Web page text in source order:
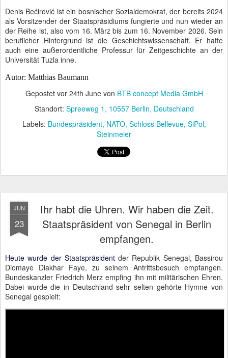
Denis Bećirović ist ein bosnischer Sozialdemokrat, der bereits 2024
als Vorsitzender der Staatspräsidiums fungierte und nun wieder an
der Reihe ist, also vom 16. März bis zum 16. November 2026. Sein
beruflicher Hintergrund ist die Geschichtswissenschaft. Er hatte
auch eine außerordentliche Professur für Zeitgeschichte an der
Universität Tuzla inne.
Autor: Matthias Baumann
Gepostet vor 24th Junevon BTB concept Media GmbH
Standort: Spreeweg 1, 10557 Berlin, Deutschland
Labels: Bundespräsident NATO Schloss Bellevue SiPol
Steinmeier
JUN
23
Ihr habt die Uhren. Wir haben die Zeit.
Staatspräsident von Senegal in Berlin
empfangen.
Heute wurde der Staatspräsidentder Republik Senegal, Bassirou
Diomaye Diakhar Faye, zu seinem Antrittsbesuch empfangen.
Bundeskanzler Friedrich Merz empfing ihn mit militärischen Ehren.
Dabei wurde die in Deutschland sehr selten gehörte Hymne von
Senegal gespielt: